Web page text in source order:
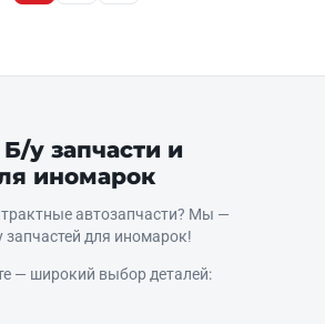
у запчасти и
иномарок
автозапчасти? Мы —
запчастей для иномарок!
— широкий выбор деталей: